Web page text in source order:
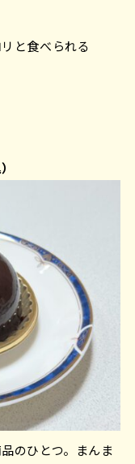
と食べられる
のひとつ。まんま